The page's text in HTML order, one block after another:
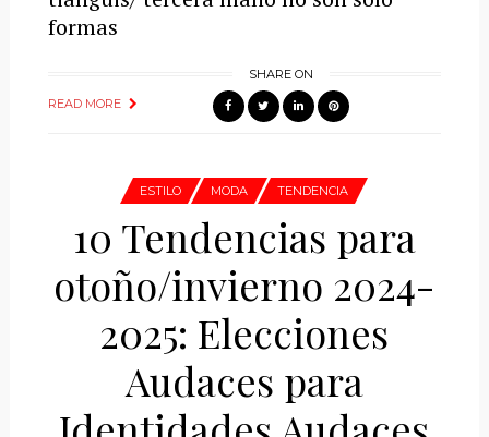
formas
READ MORE
SHARE ON
ESTILO MODA TENDENCIA
10 Tendencias para
otoño/invierno 2024-
2025: Elecciones
Audaces para